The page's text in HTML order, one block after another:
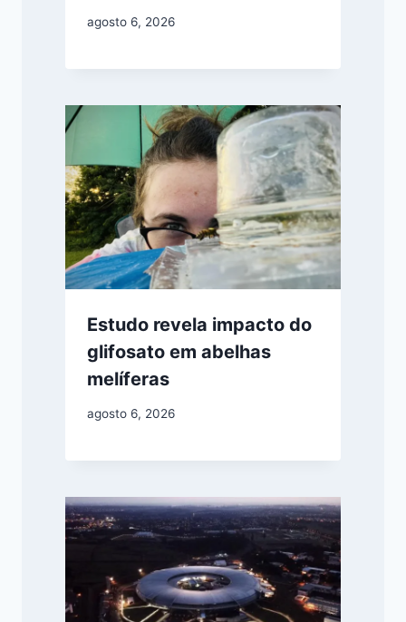
agosto 6, 2026
Estudo revela impacto do
glifosato em abelhas
melíferas
agosto 6, 2026